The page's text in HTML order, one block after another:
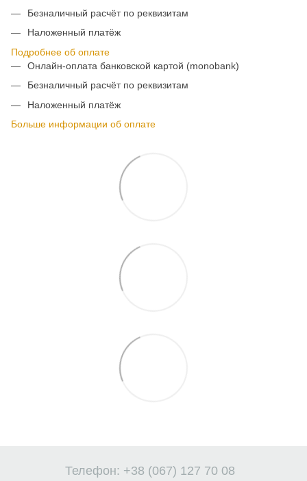
Безналичный расчёт по реквизитам
Наложенный платёж
Подробнее об оплате
Онлайн-оплата банковской картой (monobank)
Безналичный расчёт по реквизитам
Наложенный платёж
Больше информации об оплате
Телефон: +38 (067) 127 70 08